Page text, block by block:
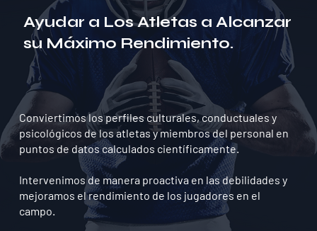
Ayudar a Los Atletas a Alcanzar
su Máximo Rendimiento.
Conviertimos los perfiles culturales, conductuales y
psicológicos de los atletas y miembros del personal en
puntos de datos calculados científicamente.
Intervenimos de manera proactiva en las debilidades y
mejoramos el rendimiento de los jugadores en el
campo.